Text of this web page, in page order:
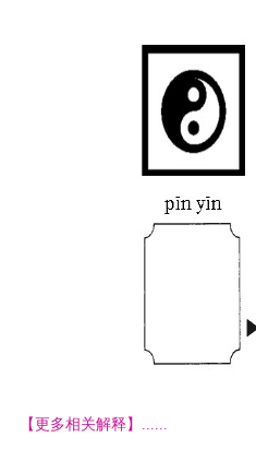
【更多相关解释】......